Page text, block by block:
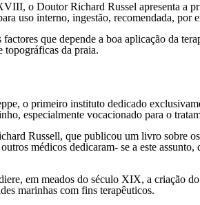
o Doutor Richard Russel apresenta a
uso interno, ingestão, recomendada, por
que depende a boa aplicação da
topográficas da praia.
o primeiro instituto dedicado
especialmente vocacionado para o
Russell, que publicou um livro sobre
médicos dedicaram- se a este
em meados do século XIX, a criação
marinhas com fins terapêuticos.